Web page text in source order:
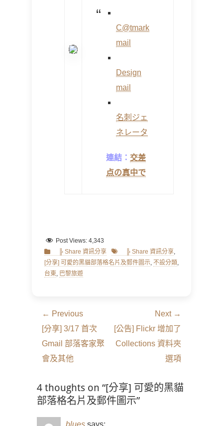
C@tmark
mail
Design
mail
名刺ジェ
ネレータ
連結： 交差
点の真中で
Post Views: 4,343
Categories
╠ Share 資訊分享 Tags ╠ Share 資訊分享,
[分享] 可愛的黑貓部落格名片及郵件圖示, 不設分類,
台東, 巴黎旅遊
文
章
導
覽
← Previous
Previous
post:
[分享] 3/17 首次
Gmail 部落客家聚
會及其他
Next →
Next
post:
[公告] Flickr 增加了
Collections 資料夾
選項
4 thoughts on “[分享] 可愛的黑貓
部落格名片及郵件圖示”
blues says: